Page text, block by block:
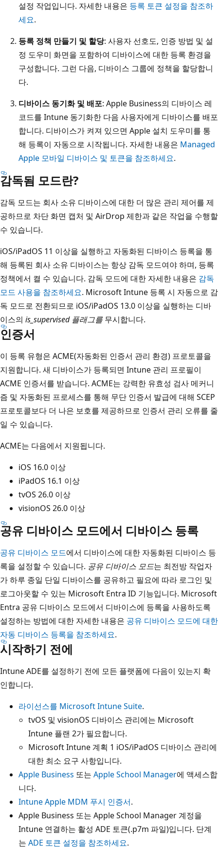
설정 작업입니다. 자세한 내용은 등록 토큰 설정을 참조하
세요.
등록 정책 만들기 및 할당: 사용자 선호도, 인증 방법 및 설
정 도우미 화면을 포함하여 디바이스에 대한 등록 환경을
구성합니다. 그런 다음, 디바이스 그룹에 정책을 할당합니
다.
디바이스 동기화 및 배포: Apple Business의 디바이스 레
코드를 Intune 동기화한 다음 사용자에게 디바이스를 배포
합니다. 디바이스가 켜져 있으면 Apple 설치 도우미를 통
해 등록이 자동으로 시작됩니다. 자세한 내용은 Managed
Apple 모바일 디바이스 및 토큰을 참조하세요.
감독됨 모드란?
감독 모드는 회사 소유 디바이스에 대한 더 많은 관리 제어를 제
공하므로 차단 화면 캡처 및 AirDrop 제한과 같은 작업을 수행할
수 있습니다.
iOS/iPadOS 11 이상을 실행하고 자동화된 디바이스 등록을 통
해 등록된 회사 소유 디바이스는 항상 감독 모드여야 하며, 등록
정책에서 켤 수 있습니다. 감독 모드에 대한 자세한 내용은 감독
모드 사용을 참조하세요. Microsoft Intune 등록 시 자동으로 감
독 모드로 전환되므로 iOS/iPadOS 13.0 이상을 실행하는 디바
이스의 is_supervised 플래그를 무시합니다.
인증서
이 등록 유형은 ACME(자동화된 인증서 관리 환경) 프로토콜을
지원합니다. 새 디바이스가 등록되면 Intune 관리 프로필이
ACME 인증서를 받습니다. ACME는 강력한 유효성 검사 메커니
즘 및 자동화된 프로세스를 통해 무단 인증서 발급에 대해 SCEP
프로토콜보다 더 나은 보호를 제공하므로 인증서 관리 오류를 줄
일 수 있습니다.
ACME는 다음에서 지원됩니다.
iOS 16.0 이상
iPadOS 16.1 이상
tvOS 26.0 이상
visionOS 26.0 이상
공유 디바이스 모드에서 디바이스 등록
공유 디바이스 모드에서 디바이스에 대한 자동화된 디바이스 등
록을 설정할 수 있습니다. 공유 디바이스 모드는 최전방 작업자
가 하루 종일 단일 디바이스를 공유하고 필요에 따라 로그인 및
로그아웃할 수 있는 Microsoft Entra ID 기능입니다. Microsoft
Entra 공유 디바이스 모드에서 디바이스에 등록을 사용하도록
설정하는 방법에 대한 자세한 내용은 공유 디바이스 모드에 대한
자동 디바이스 등록을 참조하세요.
시작하기 전에
Intune ADE를 설정하기 전에 모든 플랫폼에 다음이 있는지 확
인합니다.
라이선스를 Microsoft Intune Suite.
tvOS 및 visionOS 디바이스 관리에는 Microsoft
Intune 플랜 2가 필요합니다.
Microsoft Intune 계획 1 iOS/iPadOS 디바이스 관리에
대한 최소 요구 사항입니다.
Apple Business 또는 Apple School Manager에 액세스합
니다.
Intune Apple MDM 푸시 인증서.
Apple Business 또는 Apple School Manager 계정을
Intune 연결하는 활성 ADE 토큰(.p7m 파일)입니다. 단계
는 ADE 토큰 설정을 참조하세요.